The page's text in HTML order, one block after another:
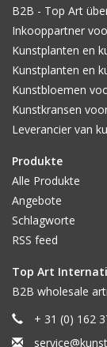
B2B - Top Art
Inkooppartner
Kunstplanten en
Kunstplanten en
Kunstbloemen
Kunstkransen
Leverancier van
Produkte
Alle Produkte
Angebote
Schlagworte
RSS feed
Top Art
B2B wholesale
+ 31 (0) 162